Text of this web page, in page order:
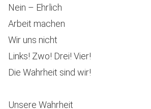
Nein – Ehrlich
Arbeit machen
Wir uns nicht
Links! Zwo! Drei! Vier!
Die Wahrheit sind wir!
Unsere Wahrheit